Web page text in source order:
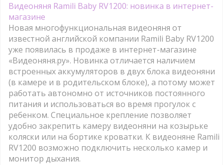
Видеоняня Ramili Baby RV1200: новинка в интернет-
магазине
Новая многофункциональная видеоняня от
известной английской компании Ramili Baby RV1200
уже появилась в продаже в интернет-магазине
«Видеоняня.ру». Новинка отличается наличием
встроенных аккумуляторов в двух блока видеоняни
(в камере и в родительском блоке), а потому может
работать автономно от источников постоянного
питания и использоваться во время прогулок с
ребенком. Специальное крепление позволяет
удобно закрепить камеру видеоняни на козырьке
коляски или на бортике кроватки. К видеоняне Ramili
RV1200 возможно подключить несколько камер и
монитор дыхания.